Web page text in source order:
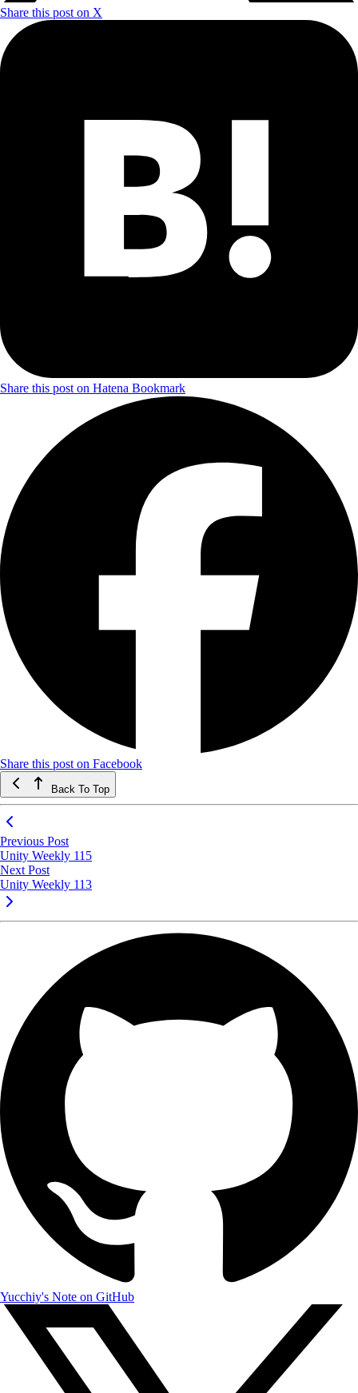
Share this post on X
Share this post on Hatena Bookmark
Share this post on Facebook
Back To Top
Previous Post
Unity Weekly 115
Next Post
Unity Weekly 113
Yucchiy's Note on GitHub